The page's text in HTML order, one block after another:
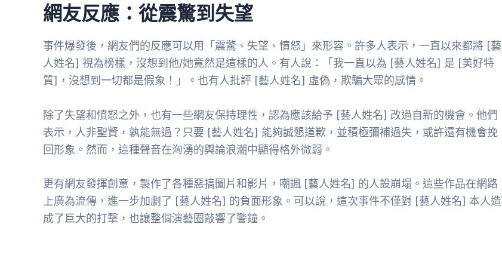
網友反應：從震驚到失望
事件爆發後，網友們的反應可以用「震驚、失望、憤怒」來形容。許多人表示，一直以來都將 [藝
人姓名] 視為榜樣，沒想到他/她竟然是這樣的人。有人說：「我一直以為 [藝人姓名] 是 [美好特
質]，沒想到一切都是假象！」。也有人批評 [藝人姓名] 虛偽，欺騙大眾的感情。
除了失望和憤怒之外，也有一些網友保持理性，認為應該給予 [藝人姓名] 改過自新的機會。他們
表示，人非聖賢，孰能無過？只要 [藝人姓名] 能夠誠懇道歉，並積極彌補過失，或許還有機會挽
回形象。然而，這種聲音在洶湧的輿論浪潮中顯得格外微弱。
更有網友發揮創意，製作了各種惡搞圖片和影片，嘲諷 [藝人姓名] 的人設崩塌。這些作品在網路
上廣為流傳，進一步加劇了 [藝人姓名] 的負面形象。可以說，這次事件不僅對 [藝人姓名] 本人造
成了巨大的打擊，也讓整個演藝圈敲響了警鐘。